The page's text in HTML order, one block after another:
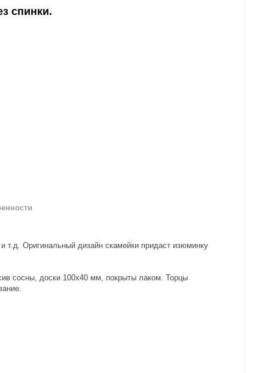
спинки.
т.д. Оригинальный дизайн скамейки придаст изюминку
сосны, доски 100х40 мм, покрыты лаком. Торцы